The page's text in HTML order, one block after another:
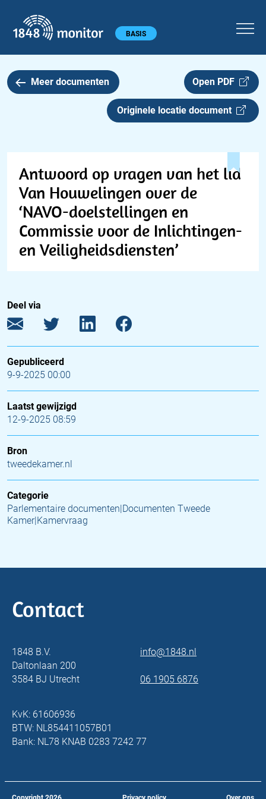
Hoofdmenu BASIS
Meer documenten Open PDF
Originele locatie document
Antwoord op vragen van het lid
Van Houwelingen over de
‘NAVO-doelstellingen en
Commissie voor de Inlichtingen-
en Veiligheidsdiensten’
Deel via
Gepubliceerd
9-9-2025 00:00
Laatst gewijzigd
12-9-2025 08:59
Bron
tweedekamer.nl
Categorie
Parlementaire documenten|Documenten Tweede
Kamer|Kamervraag
Contact
1848 B.V.
Daltonlaan 200
3584 BJ Utrecht
info@1848.nl
06 1905 6876
KvK: 61606936
BTW: NL854411057B01
Bank: NL78 KNAB 0283 7242 77